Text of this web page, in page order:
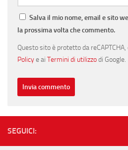
Salva il mio nome, email e sito
la prossima volta che commento.
Questo sito è protetto da
Policye ai Termini di utilizzodi Google.
SEGUICI: